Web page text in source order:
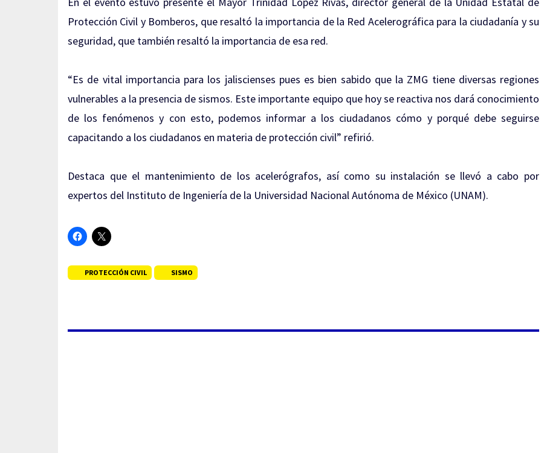
Protección Civil y Bomberos, que resaltó la importancia de la Red Acelerográfica para la ciudadanía y su
seguridad, que también resaltó la importancia de esa red.
“Es de vital importancia para los jaliscienses pues es bien sabido que la ZMG tiene diversas regiones
vulnerables a la presencia de sismos. Este importante equipo que hoy se reactiva nos dará conocimiento
de los fenómenos y con esto, podemos informar a los ciudadanos cómo y porqué debe seguirse
capacitando a los ciudadanos en materia de protección civil” refirió.
Destaca que el mantenimiento de los acelerógrafos, así como su instalación se llevó a cabo por
expertos del Instituto de Ingeniería de la Universidad Nacional Autónoma de México (UNAM).
PROTECCIÓN CIVIL SISMO